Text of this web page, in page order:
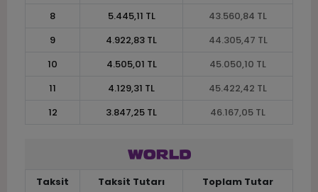
8
5.445,11 TL
43.560,84 TL
9
4.922,83 TL
44.305,47 TL
10
4.505,01 TL
45.050,10 TL
11
4.129,31 TL
45.422,42 TL
12
3.847,25 TL 46.167,05 TL
Taksit Taksit Tutarı
Toplam Tutar